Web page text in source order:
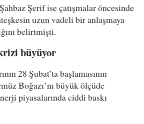
Şerif ise çatışmalar öncesinde
uzun vadeli bir anlaşmaya
belirtmişti.
büyüyor
28 Şubat’ta başlamasının
Boğazı’nı büyük ölçüde
piyasalarında ciddi baskı